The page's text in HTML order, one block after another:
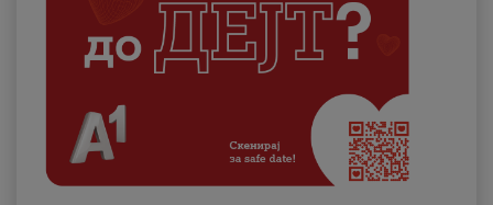
Деловни
Поддршка
Надополни кредит
Плати сметка